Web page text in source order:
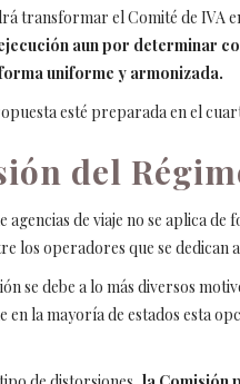
transformar el Comité de IVA
aun por determinar
uniforme y armonizada.
esté preparada en el
del
agencias de viaje no se aplica
los operadores que se dedican
se debe a lo más diversos
en la mayoría de estados esta